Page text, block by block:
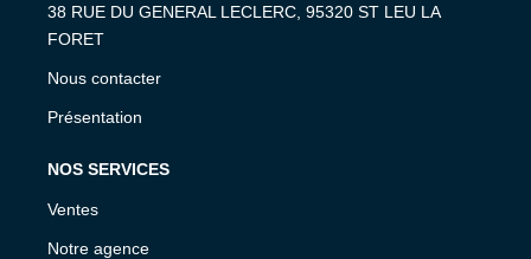
38 RUE DU GENERAL LECLERC, 95320 ST LEU LA
FORET
Nous contacter
Présentation
NOS SERVICES
Ventes
Notre agence